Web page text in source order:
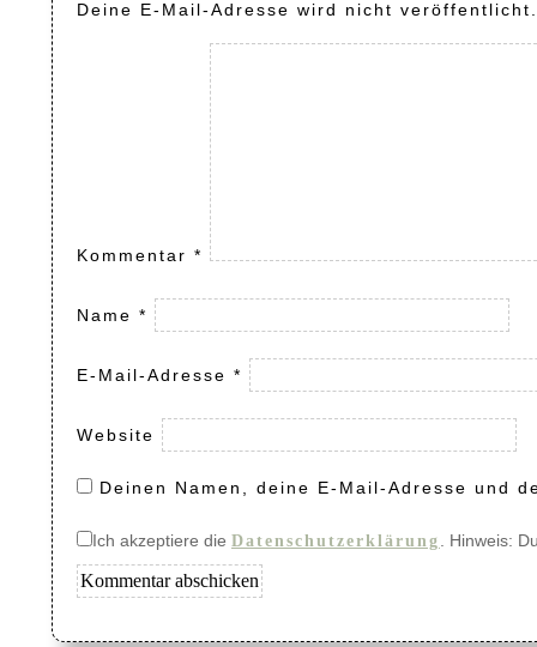
Deine E-Mail-Adresse wird nicht veröffentlicht.
Kommentar *
Name *
E-Mail-Adresse *
Website
Deinen Namen, deine E-Mail-Adresse und
Ich akzeptiere die Datenschutzerklärung . Hinweis: